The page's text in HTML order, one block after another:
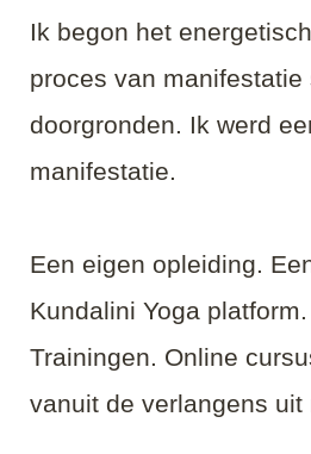
Ik begon het
proces van manifestatie
doorgronden. Ik werd
manifestatie.
Een eigen opleiding.
Kundalini Yoga
Trainingen. Online
vanuit de verlangens uit